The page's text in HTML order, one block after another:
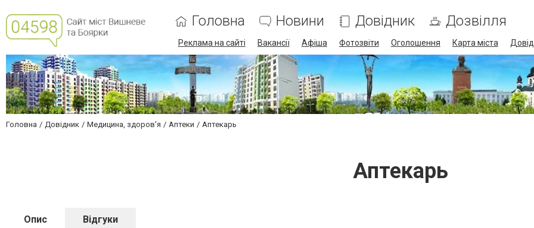
Головна Новини Довідник Дозвілля
Реклама на сайті Вакансії Афіша Фотозвіти Оголошення Карта міста
Головна Довідник Медицина, здоров'я Аптеки Аптекарь
Аптекарь
Опис Відгуки